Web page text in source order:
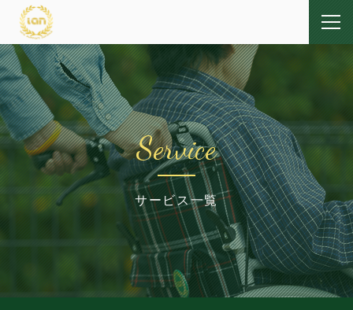
Service
サービス一覧